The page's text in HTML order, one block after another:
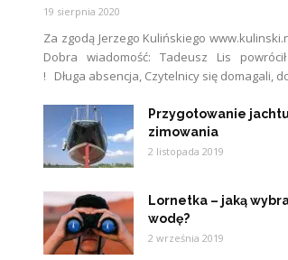
19 sierpnia 2020
Za zgodą Jerzego Kulińskiego
Dobra wiadomość: Tadeusz Lis
! Długa absencja, Czytelnicy się domagali,
Przygotowanie
zimowania
2 listopada 2019
Lornetka – jaką
wodę?
2 września 2019